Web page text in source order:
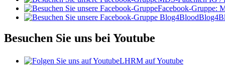
Facebook-Gruppe:
Besuchen Sie uns bei Youtube
LHRM auf Youtube